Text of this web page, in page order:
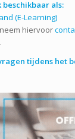
als:
(E-Learning)
hiervoor
tijdens het